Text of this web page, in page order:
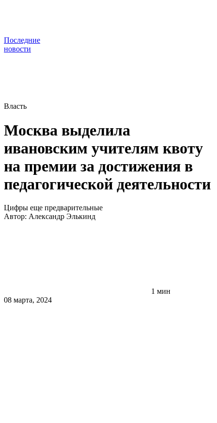
Последние
новости
Власть
Москва выделила
ивановским учителям квоту
на премии за достижения в
педагогической деятельности
Цифры еще предварительные
Автор: Александр Элькинд
1 мин
08 марта, 2024